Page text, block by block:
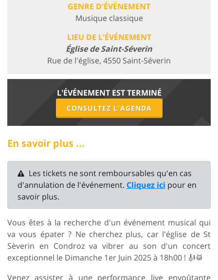
GENRE D'ÉVÉNEMENT
Musique classique
LIEU DE L'ÉVÉNEMENT
Église de Saint-Séverin
Rue de l'église, 4550 Saint-Séverin
L'ÉVÉNEMENT EST TERMINÉ
CONSULTEZ L'AGENDA
En savoir plus ...
Les tickets ne sont remboursables qu'en cas
d'annulation de l'événement. Cliquez ici pour en
savoir plus.
Vous êtes à la recherche d'un événement musical qui
va vous épater ? Ne cherchez plus, car l'église de St
Sèverin en Condroz va vibrer au son d'un concert
exceptionnel le Dimanche 1er Juin 2025 à 18h00 ! 🎻🥁
Venez assister à une performance live envoûtante